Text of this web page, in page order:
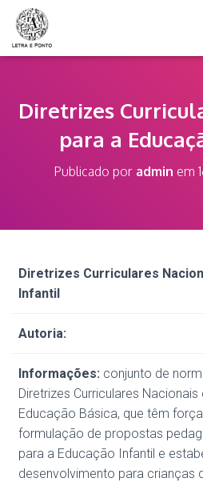
Diretrizes
para a
Publicado por admin em
Diretrizes Curriculares
Infantil
Autoria:
Informações: conjunto de
Diretrizes Curriculares Nacionais
Educação Básica, que têm
formulação de propostas
para a Educação Infantil e
desenvolvimento para crianças